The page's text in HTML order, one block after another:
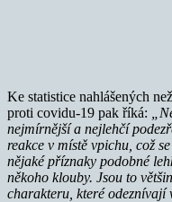
Ke statistice nahlášených
proti covidu-19 pak říká:
nejmírnější a nejlehčí
reakce v místě vpichu, což
nějaké příznaky podobné
někoho klouby. Jsou to
charakteru, které